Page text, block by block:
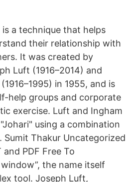
a technique that helps
their relationship with
It was created by
Luft (1916–2014) and
in 1955, and is
help groups and corporate
exercise. Luft and Ingham
using a combination
Thakur Uncategorized
PDF Free To
window”, the name itself
tool. Joseph Luft,